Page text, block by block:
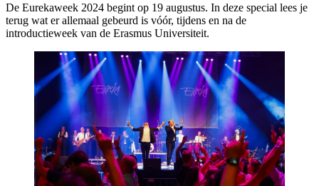
De Eurekaweek 2024 begint op 19 augustus. In deze special lees je
terug wat er allemaal gebeurd is vóór, tijdens en na de
introductieweek van de Erasmus Universiteit.